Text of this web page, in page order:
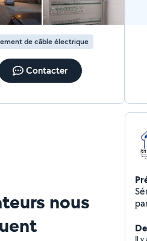
de câble électrique
Contacter
nous
Il y